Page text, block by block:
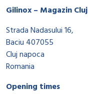
Gilinox – Magazin Cluj
Strada Nadasului 16,
Baciu 407055
Cluj napoca
Romania
Opening times